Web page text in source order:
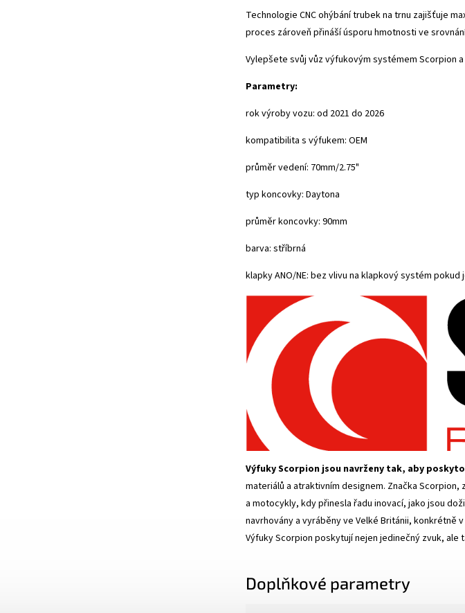
Technologie CNC ohýbání trubek na trnu zajišťuje
proces zároveň přináší úsporu hmotnosti ve
Vylepšete svůj vůz výfukovým systémem Scorpion
Parametry:
rok výroby vozu: od 2021 do 2026
kompatibilita s výfukem: OEM
průměr vedení: 70mm/2.75"
typ koncovky: Daytona
průměr koncovky: 90mm
barva: stříbrná
klapky ANO/NE: bez vlivu na klapkový systém pokud
Výfuky Scorpion jsou navrženy tak, aby
materiálů a atraktivním designem. Značka
a motocykly, kdy přinesla řadu inovací, jako jsou
navrhovány a vyráběny ve Velké Británii,
Výfuky Scorpion poskytují nejen jedinečný zvuk,
Doplňkové parametry